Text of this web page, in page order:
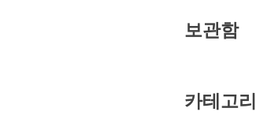
보관함
카테고리